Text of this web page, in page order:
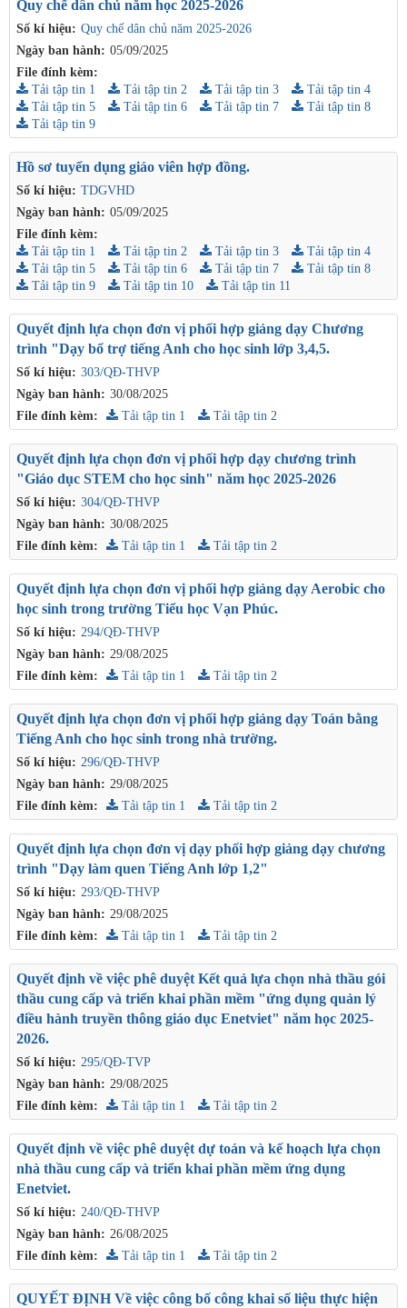
Số kí hiệu: Quy chế dân chủ năm 2025-2026
Ngày ban hành: 05/09/2025
Quy chế dân chủ năm học 2025-2026
File đính kèm:
Tải tập tin 1
Tải tập tin 2 Tải tập tin 3
Tải tập tin 4
Tải tập tin 5
Tải tập tin 6 Tải tập tin 7
Tải tập tin 8
Tải tập tin 9
Số kí hiệu: TDGVHD
Ngày ban hành: 05/09/2025
Hồ sơ tuyển dụng giáo viên hợp đồng.
File đính kèm:
Tải tập tin 1
Tải tập tin 2 Tải tập tin 3
Tải tập tin 4
Tải tập tin 5
Tải tập tin 6 Tải tập tin 7
Tải tập tin 8
Tải tập tin 9
Tải tập tin 10 Tải tập tin 11
Số kí hiệu: 303/QĐ-THVP
Ngày ban hành: 30/08/2025
Quyết định lựa chọn đơn vị phối hợp giảng dạy Chương
trình "Dạy bổ trợ tiếng Anh cho học sinh lớp 3,4,5.
File đính kèm: Tải tập tin 1 Tải tập tin 2
Số kí hiệu: 304/QĐ-THVP
Ngày ban hành: 30/08/2025
Quyết định lựa chọn đơn vị phối hợp dạy chương trình
"Giáo dục STEM cho học sinh" năm học 2025-2026
File đính kèm: Tải tập tin 1 Tải tập tin 2
Số kí hiệu: 294/QĐ-THVP
Ngày ban hành: 29/08/2025
Quyết định lựa chọn đơn vị phối hợp giảng dạy Aerobic cho
học sinh trong trường Tiểu học Vạn Phúc.
File đính kèm: Tải tập tin 1 Tải tập tin 2
Số kí hiệu: 296/QĐ-THVP
Ngày ban hành: 29/08/2025
Quyết định lựa chọn đơn vị phối hợp giảng dạy Toán bằng
Tiếng Anh cho học sinh trong nhà trường.
File đính kèm: Tải tập tin 1 Tải tập tin 2
Số kí hiệu: 293/QĐ-THVP
Ngày ban hành: 29/08/2025
Quyết định lựa chọn đơn vị dạy phối hợp giảng dạy chương
trình "Dạy làm quen Tiếng Anh lớp 1,2"
File đính kèm: Tải tập tin 1 Tải tập tin 2
Số kí hiệu: 295/QĐ-TVP
Ngày ban hành: 29/08/2025
Quyết định về việc phê duyệt Kết quả lựa chọn nhà thầu gói
thầu cung cấp và triển khai phần mềm "ứng dụng quản lý
điều hành truyền thông giáo dục Enetviet" năm học 2025-
2026.
File đính kèm: Tải tập tin 1 Tải tập tin 2
Số kí hiệu: 240/QĐ-THVP
Ngày ban hành: 26/08/2025
Quyết định về việc phê duyệt dự toán và kế hoạch lựa chọn
nhà thầu cung cấp và triển khai phần mềm ứng dụng
Enetviet.
File đính kèm: Tải tập tin 1 Tải tập tin 2
QUYẾT ĐỊNH Về việc công bố công khai số liệu thực hiện